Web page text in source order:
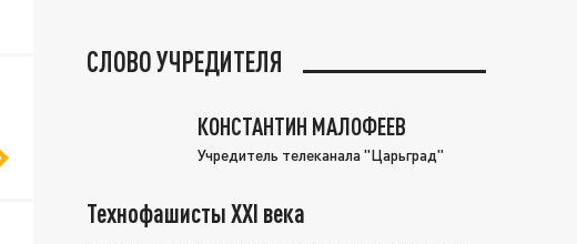
СЛОВО УЧРЕДИТЕЛЯ
КОНСТАНТИН МАЛОФЕЕВ
Учредитель телеканала "Царьград"
Технофашисты XXI века